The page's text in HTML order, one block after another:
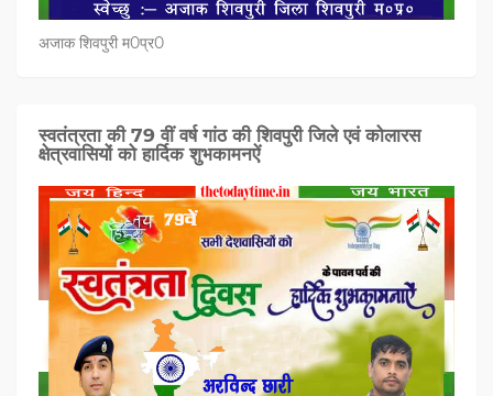
अजाक शिवपुरी म0प्र0
स्वतंत्रता की 79 वीं वर्ष गांठ की शिवपुरी जिले एवं कोलारस
क्षेत्रवासियों को हार्दिक शुभकामनऐं